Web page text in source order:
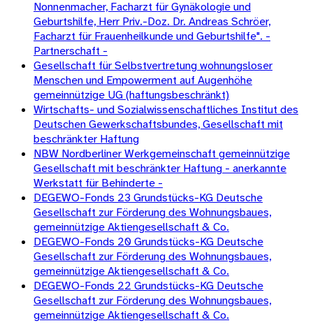
Nonnenmacher, Facharzt für Gynäkologie und
Geburtshilfe, Herr Priv.-Doz. Dr. Andreas Schröer,
Facharzt für Frauenheilkunde und Geburtshilfe". -
Partnerschaft -
Gesellschaft für Selbstvertretung wohnungsloser
Menschen und Empowerment auf Augenhöhe
gemeinnützige UG (haftungsbeschränkt)
Wirtschafts- und Sozialwissenschaftliches Institut des
Deutschen Gewerkschaftsbundes, Gesellschaft mit
beschränkter Haftung
NBW Nordberliner Werkgemeinschaft gemeinnützige
Gesellschaft mit beschränkter Haftung - anerkannte
Werkstatt für Behinderte -
DEGEWO-Fonds 23 Grundstücks-KG Deutsche
Gesellschaft zur Förderung des Wohnungsbaues,
gemeinnützige Aktiengesellschaft & Co.
DEGEWO-Fonds 20 Grundstücks-KG Deutsche
Gesellschaft zur Förderung des Wohnungsbaues,
gemeinnützige Aktiengesellschaft & Co.
DEGEWO-Fonds 22 Grundstücks-KG Deutsche
Gesellschaft zur Förderung des Wohnungsbaues,
gemeinnützige Aktiengesellschaft & Co.